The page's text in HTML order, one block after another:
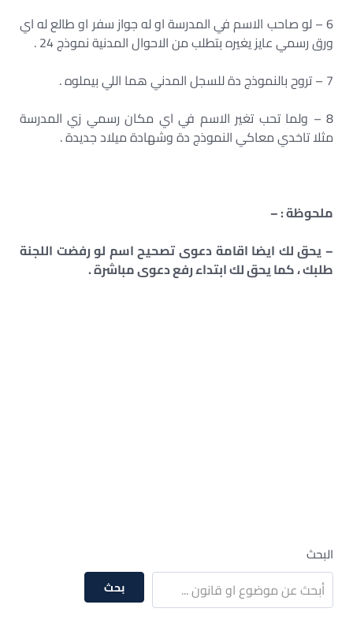
6 – لو صاحب الاسم في المدرسة او له جواز سفر او طالع له اي
ورق رسمي عايز يغيره بتطلب من الاحوال المدنية نموذج 24 .
7 – تروح بالنموذج دة للسجل المدني هما اللي بيملوه .
8 – ولما تحب تغير الاسم في اي مكان رسمي زي المدرسة
مثلا تاخدي معاكي النموذج دة وشهادة ميلاد جديدة .
ملحوظة : –
– يحق لك ايضا اقامة دعوى تصحيح اسم لو رفضت اللجنة
طلبك ، كما يحق لك ابتداء رفع دعوى مباشرة .
البحث
بحث